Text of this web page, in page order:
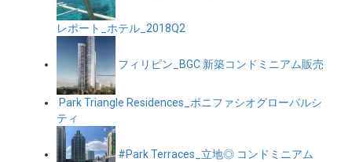
レポート_ホテル_2018Q2
フィリピン_BGC 新築コンドミニアム販売
Park Triangle Residences_ボニファシオグローバルシ
ティ
#Park Terraces_立地◎ コンドミニアム